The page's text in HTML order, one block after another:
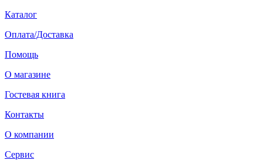
Каталог
Оплата/Доставка
Помощь
О магазине
Гостевая книга
Контакты
О компании
Сервис